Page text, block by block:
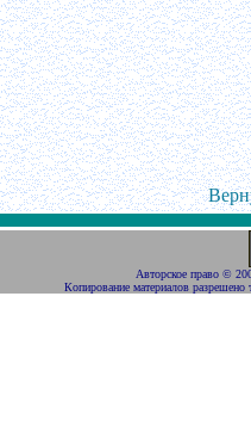
Авторское право ©
Копирование материалов